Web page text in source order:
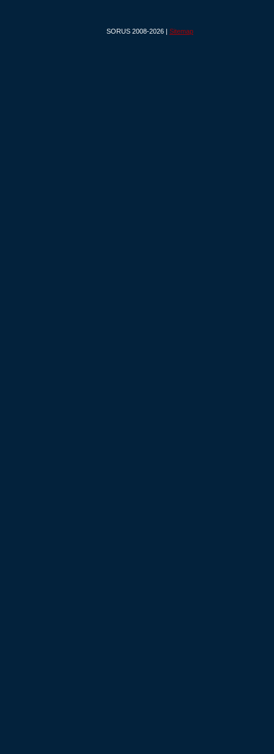
SORUS 2008-2026 | Sitemap